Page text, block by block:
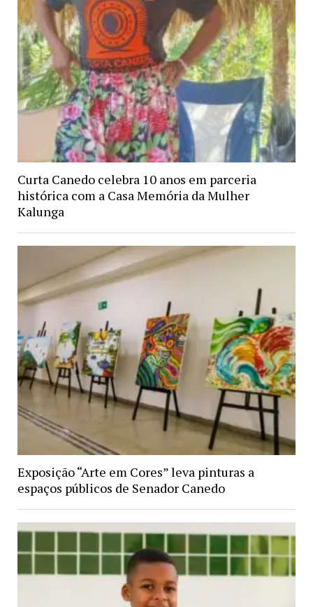
Curta Canedo celebra 10 anos em parceria
histórica com a Casa Memória da Mulher
Kalunga
Exposição “Arte em Cores” leva pinturas a
espaços públicos de Senador Canedo